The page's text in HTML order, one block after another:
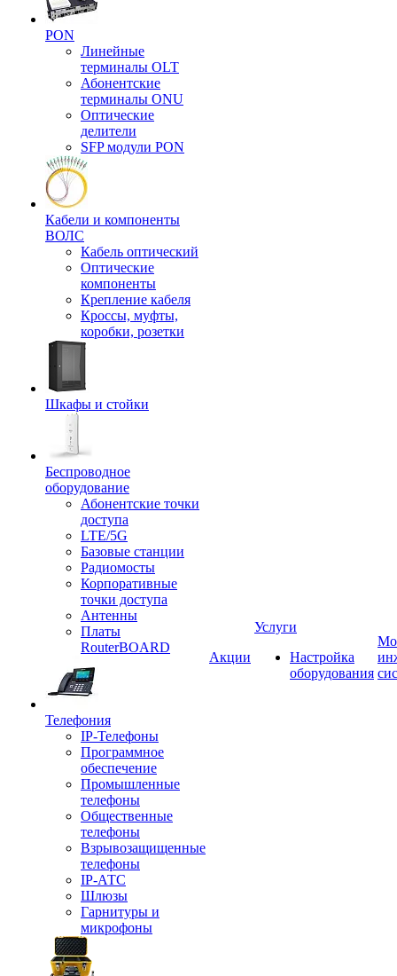
PON
Линейные
терминалы OLT
Абонентские
терминалы ONU
Оптические
делители
SFP модули PON
Кабели и компоненты
ВОЛС
Кабель оптический
Оптические
компоненты
Крепление кабеля
Кроссы, муфты,
коробки, розетки
Шкафы и стойки
Беспроводное
оборудование
Абонентские точки
доступа
LTE/5G
Базовые станции
Радиомосты
Корпоративные
точки доступа
Антенны
Платы
RouterBOARD
Телефония
IP-Телефоны
Программное
обеспечение
Промышленные
телефоны
Общественные
телефоны
Взрывозащищенные
телефоны
IP-АТС
Шлюзы
Гарнитуры и
микрофоны
Акции
Услуги
Настройка
оборудования